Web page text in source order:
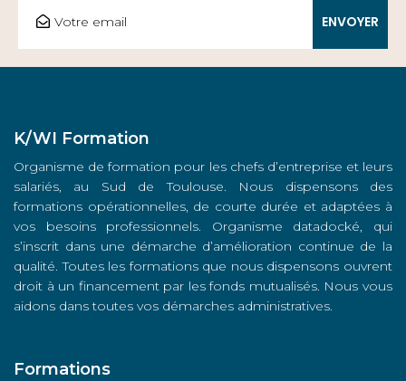
K/WI Formation
Organisme de formation pour les chefs d’entreprise et leurs
salariés, au Sud de Toulouse. Nous dispensons des
formations opérationnelles, de courte durée et adaptées à
vos besoins professionnels. Organisme datadocké, qui
s’inscrit dans une démarche d’amélioration continue de la
qualité. Toutes les formations que nous dispensons ouvrent
droit à un financement par les fonds mutualisés. Nous vous
aidons dans toutes vos démarches administratives.
Formations